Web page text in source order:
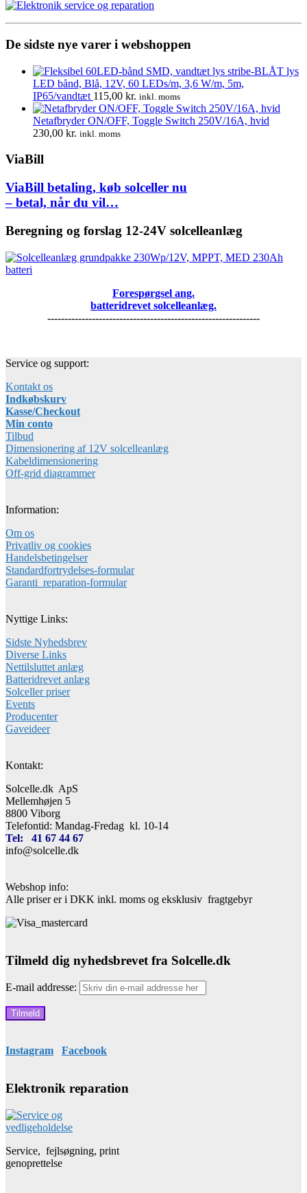
De sidste nye varer i webshoppen
LED bånd, Blå, 12V, 60 LEDs/m, 3,6 W/m, 5m,
IP65/vandtæt 115,00 kr. inkl. moms
Netafbryder ON/OFF, Toggle Switch 250V/16A, hvid
230,00 kr. inkl. moms
ViaBill
ViaBill betaling, køb solceller nu
– betal, når du vil…
Beregning og forslag 12-24V solcelleanlæg
Forespørgsel ang.
batteridrevet solcelleanlæg.
--------------------------------------------------------------
Service og support:
Kontakt os
Indkøbskurv
Kasse/Checkout
Min conto
Tilbud
Dimensionering af 12V solcelleanlæg
Kabeldimensionering
Off-grid diagrammer
Information:
Om os
Privatliv og cookies
Handelsbetingelser
Standardfortrydelses-formular
Garanti_reparation-formular
Nyttige Links:
Sidste Nyhedsbrev
Diverse Links
Nettilsluttet anlæg
Batteridrevet anlæg
Solceller priser
Events
Producenter
Gaveideer
Kontakt:
Solcelle.dk ApS
Mellemhøjen 5
8800 Viborg
Telefontid: Mandag-Fredag kl. 10-14
Tel: 41 67 44 67
info@solcelle.dk
Webshop info:
Alle priser er i DKK inkl. moms og eksklusiv fragtgebyr
Tilmeld dig nyhedsbrevet fra Solcelle.dk
E-mail addresse:
Instagram Facebook
Elektronik reparation
Service, fejlsøgning, print
genoprettelse